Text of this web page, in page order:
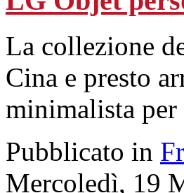
La collezione
Cina e presto
minimalista per
Pubblicato in
Mercoledì, 19